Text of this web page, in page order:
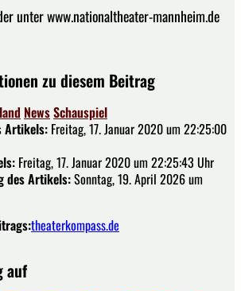
unter www.nationaltheater-mannheim.de
zu diesem Beitrag
NewsSchauspiel
Artikels: Freitag, 17. Januar 2020 um 22:25:00
Freitag, 17. Januar 2020 um 22:25:43 Uhr
des Artikels:Sonntag, 19. April 2026 um
theaterkompass.de
auf